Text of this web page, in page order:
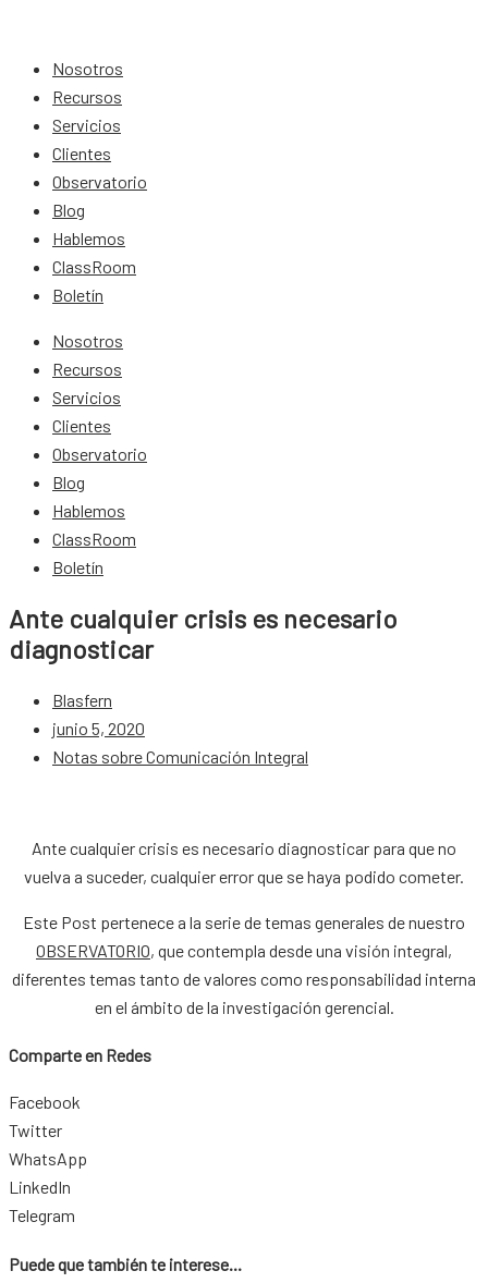
Nosotros
Recursos
Servicios
Clientes
Observatorio
Blog
Hablemos
ClassRoom
Boletín
Nosotros
Recursos
Servicios
Clientes
Observatorio
Blog
Hablemos
ClassRoom
Boletín
Ante cualquier crisis es necesario
diagnosticar
Blasfern
junio 5, 2020
Notas sobre Comunicación Integral
Ante cualquier crisis es necesario diagnosticar para que no
vuelva a suceder, cualquier error que se haya podido cometer.
Este Post pertenece a la serie de temas generales de nuestro
OBSERVATORIO, que contempla desde una visión integral,
diferentes temas tanto de valores como responsabilidad interna
en el ámbito de la investigación gerencial.
Comparte en Redes
Facebook
Twitter
WhatsApp
LinkedIn
Telegram
Puede que también te interese...